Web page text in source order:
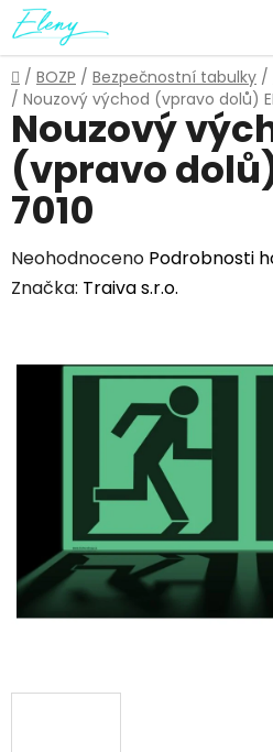
Přejít
na
obsah
Domů
/ BOZP / Bezpečnostní tabulky /
/ Nouzový východ (vpravo dolů)
Nouzový
(vpravo dolů)
7010
Průměrné
hodnocení
Neohodnoceno Podrobnosti
Značka: Traiva s.r.o.